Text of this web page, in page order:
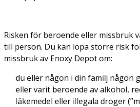
Risken för beroende eller missbruk
till person. Du kan löpa större risk
missbruk av Enoxy Depot om:
du eller någon i din familj någon
eller varit beroende av alkohol,
läkemedel eller illegala droger